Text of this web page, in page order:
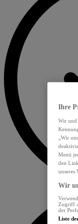
Ihre
Wir und
„Wir
Menü
den
unseres
Wir
Zugriff
der
Liste